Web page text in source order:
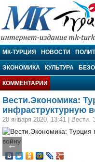
МК-Турция
МК-ТУРЦИЯ НОВОСТИ
ЭКОНОМИКА КУЛЬТУРА
КОММЕНТАРИИ
Вести.Экономика:
инфраструктурную
20 января 2020, 13:41 Вести.
←